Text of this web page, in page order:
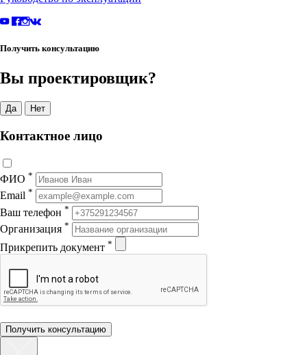
Получить консультацию
Вы проектировщик?
Да Нет
Контактное лицо
ФИО *
Email *
Ваш телефон *
Организация *
Прикрепить документ *
Получить консультацию